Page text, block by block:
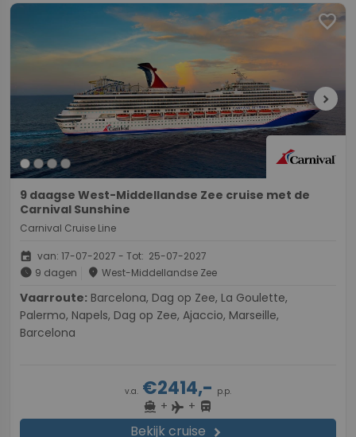
favorite
chevron_right
9 daagse West-Middellandse Zee cruise met de
Carnival Sunshine
Carnival Cruise Line
event van: 17-07-2027 - Tot: 25-07-2027
schedule 9 dagen place West-Middellandse Zee
Vaarroute:
Palermo, Napels, Dag op Zee, Ajaccio, Marseille,
Barcelona
v.a. €2414,- p.p.
directions_boat + flight + directions_bus
Bekijk cruise chevron_right